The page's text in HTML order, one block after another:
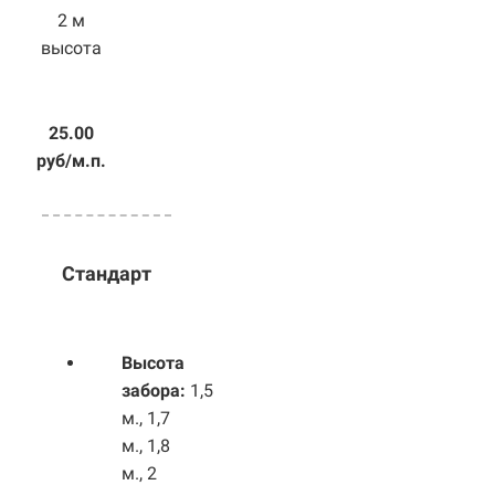
2 м
высота
25.00
руб/м.п.
Стандарт
Высота
забора: 1,5
м., 1,7
м., 1,8
м., 2